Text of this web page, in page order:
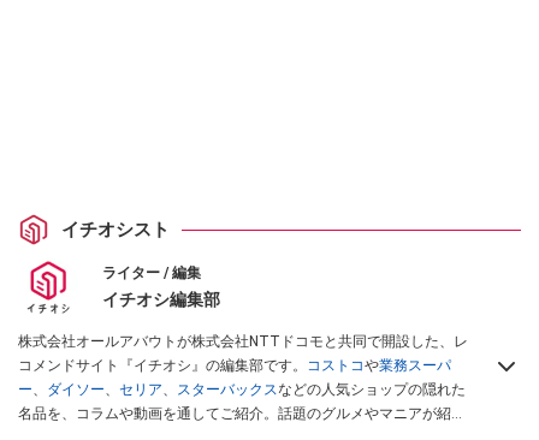
イチオシスト
ライター / 編集
イチオシ編集部
株式会社オールアバウトが株式会社NTTドコモと共同で開設した、レ
コメンドサイト『イチオシ』の編集部です。 コストコや業務スーパ
ー、 ダイソー、 セリア、 スターバックスなどの人気ショップの隠れた
名品を、コラムや動画を通してご紹介。話題のグルメやマニアが紹介